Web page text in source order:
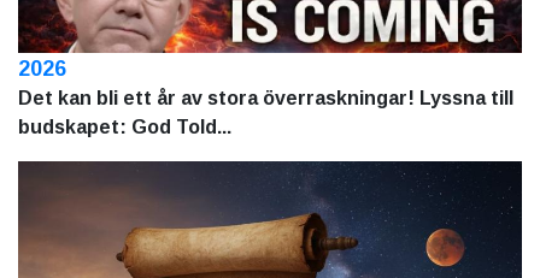
2026
Det kan bli ett år av stora överraskningar! Lyssna till
budskapet: God Told...